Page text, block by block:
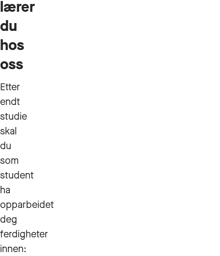
lærer
du
hos
oss
Etter
endt
studie
skal
du
som
student
ha
opparbeidet
deg
ferdigheter
innen: